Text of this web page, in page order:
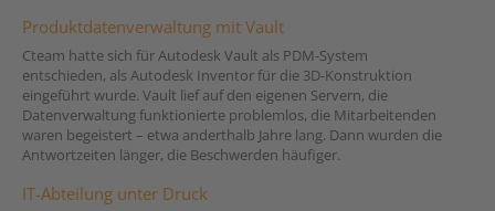
Produktdatenverwaltung mit Vault
Cteam hatte sich für Autodesk Vault als PDM-System
entschieden, als Autodesk Inventor für die 3D-Konstruktion
eingeführt wurde. Vault lief auf den eigenen Servern, die
Datenverwaltung funktionierte problemlos, die Mitarbeitenden
waren begeistert – etwa anderthalb Jahre lang. Dann wurden die
Antwortzeiten länger, die Beschwerden häufiger.
IT-Abteilung unter Druck